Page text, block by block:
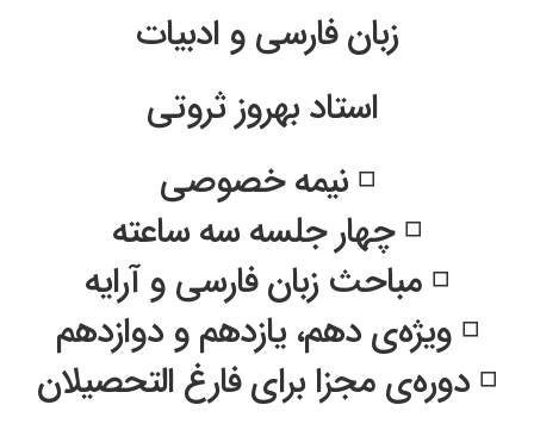
زبان فارسی و ادبیات
‍ استاد بهروز ثروتی
◽️ نیمه خصوصی
◽️ چهار جلسه سه ساعته
◽️ مباحث زبان فارسی و آرایه
◽️ ویژه‌ی دهم، یازدهم و دوازدهم
◽️ دوره‌ی مجزا برای فارغ التحصیلان